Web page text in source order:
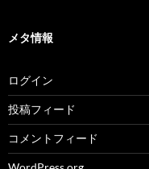
メタ情報
ログイン
投稿フィード
コメントフィード